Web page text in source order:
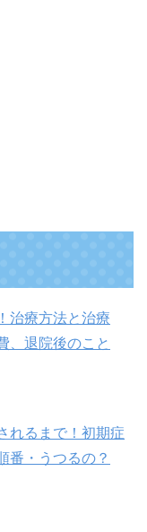
治療方法と治療
、退院後のこと
れるまで！初期症
番・うつるの？